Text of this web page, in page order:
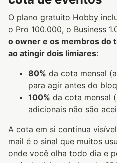
O plano gratuito Hobby
o Pro 100.000, o Business
o owner e os membros do
ao atingir dois limiares:
80% da cota mensal
para agir antes do
100% da cota mensal
adicionais não são
A cota em si continua
mail é o sinal que muitos
onde você olha todo dia e